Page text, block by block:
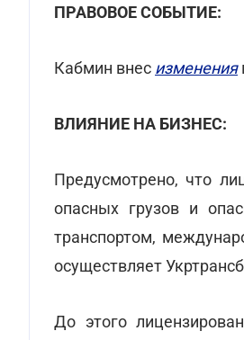
ПРАВОВОЕ СОБЫТИЕ:
Кабмин внес изменения
ВЛИЯНИЕ НА БИЗНЕС:
Предусмотрено, что
опасных грузов и
транспортом,
осуществляет
До этого